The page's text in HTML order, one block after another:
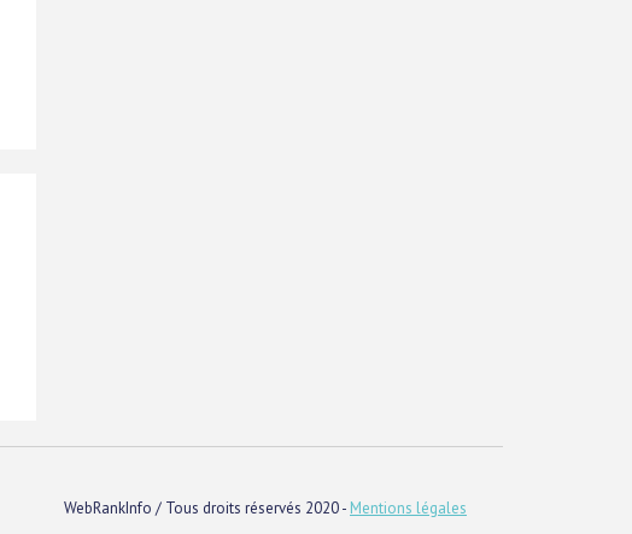
WebRankInfo / Tous droits réservés 2020 - Mentions légales